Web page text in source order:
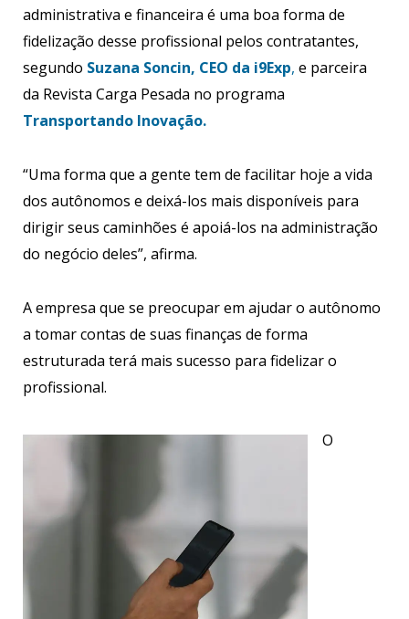
administrativa e financeira é uma boa forma de
fidelização desse profissional pelos contratantes,
segundo Suzana Soncin, CEO da i9Exp, e parceira
da Revista Carga Pesada no programa
Transportando Inovação.
“Uma forma que a gente tem de facilitar hoje a vida
dos autônomos e deixá-los mais disponíveis para
dirigir seus caminhões é apoiá-los na administração
do negócio deles”, afirma.
A empresa que se preocupar em ajudar o autônomo
a tomar contas de suas finanças de forma
estruturada terá mais sucesso para fidelizar o
profissional.
O